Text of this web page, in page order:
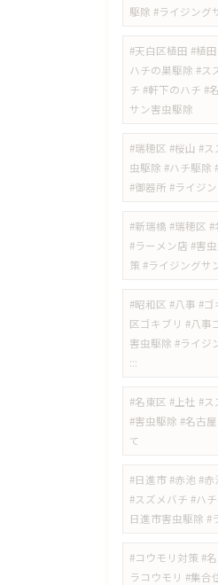
駆除 #ライジング
#天白区植田 #植
ハチの巣駆除 #ス
チ #軒下のハチ #
サン害虫駆除
#瑞穂区 #桜山 #
虫駆除 #ハチ駆除
#御器所 #ライジ
#新瑞橋 #瑞穂区
#ラーメン店 #害
策 #ライジングサ
#昭和区 #八事 #
区ゴキブリ #八事
害虫駆除 #ライジ
:::
#名東区 #上社 #
#害虫駆除 #名古
て
#日進市 #赤池 #
#スズメバチ #ハ
日進市害虫駆除 #
#コウモリ対策 #
ラコウモリ #集合